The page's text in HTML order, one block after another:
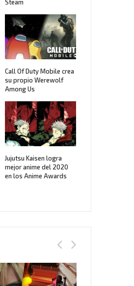
Steam
Call Of Duty Mobile crea
su propio Werewolf
Among Us
Jujutsu Kaisen logra
mejor anime del 2020
en los Anime Awards